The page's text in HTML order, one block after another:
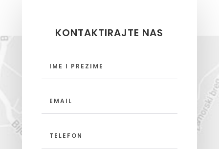
KONTAKTIRAJTE NAS